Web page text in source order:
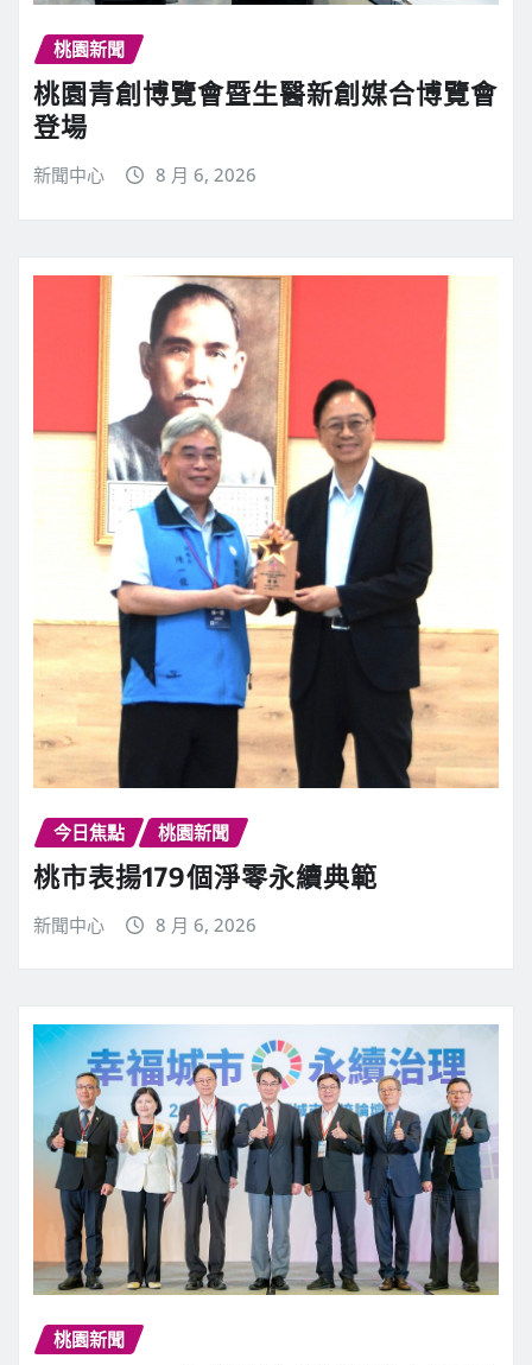
桃園新聞
桃園青創博覽會暨生醫新創媒合博覽會
登場
新聞中心 8 月 6, 2026
今日焦點 桃園新聞
桃市表揚179個淨零永續典範
新聞中心 8 月 6, 2026
桃園新聞